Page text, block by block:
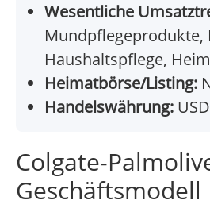
Wesentliche
Mundpflegeprodukte,
Haushaltspflege,
Heimatbörse/Listing:
Handelswährung: USD
Colgate-
Geschäftsmodell